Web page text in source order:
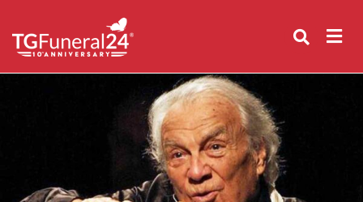
content